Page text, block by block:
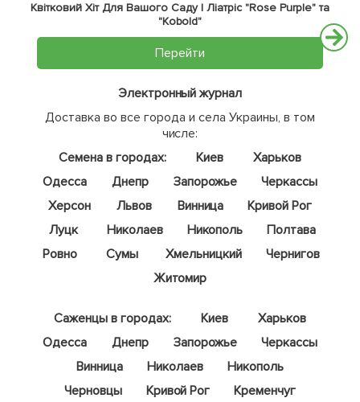
Квітковий Хіт Для Вашого Саду | Ліатріс "Rose Purple" та
"Kobold"
Перейти
Электронный журнал
Доставка во все города и села Украины, в том
числе:
Семена в городах:
Киев
Харьков
Одесса
Днепр Запорожье
Черкассы
Херсон
Львов Винница
Кривой Рог
Луцк
Николаев Никополь
Полтава
Ровно
Сумы Хмельницкий
Чернигов
Житомир
Саженцы в городах: Киев
Харьков
Одесса
Днепр Запорожье
Черкассы
Винница
Николаев
Никополь
Черновцы
Кривой Рог
Кременчуг